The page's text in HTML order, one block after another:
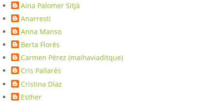
Aina Palomer Sitjà
Anarresti
Anna Manso
Berta Florés
Carmen Pérez (maihaviaditque)
Cris Pallarès
Cristina Díaz
Esther